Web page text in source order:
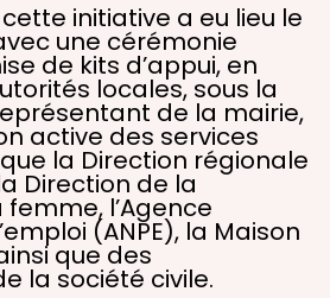
initiative a eu lieu le
une cérémonie
de kits d’appui, en
locales, sous la
de la mairie,
active des services
la Direction régionale
Direction de la
l’Agence
(ANPE), la Maison
que des
la société civile.